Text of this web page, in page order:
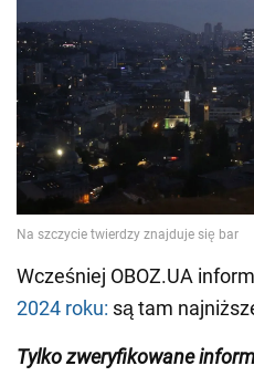
Wcześniej OBOZ.UA
2024 roku: są tam
Tylko zweryfikowane